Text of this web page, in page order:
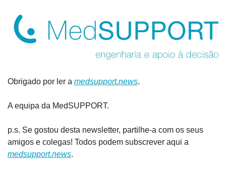
Obrigado por ler a medsupport.news.
A equipa da MedSUPPORT.
p.s. Se gostou desta newsletter, partilhe-a com os seus
medsupport.news.